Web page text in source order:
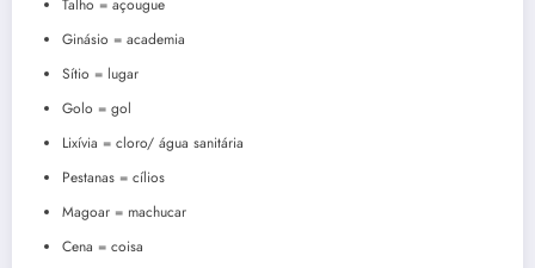
Ginásio = academia
Sítio = lugar
Golo = gol
Lixívia = cloro/ água sanitária
Pestanas = cílios
Magoar = machucar
Cena = coisa